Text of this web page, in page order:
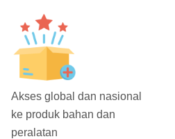
Akses global dan nasional
ke produk bahan dan
peralatan